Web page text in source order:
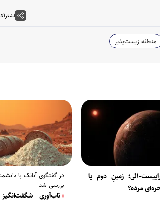
منطقه زیست‌پذیر
تراپیست-۱ئی؛ زمینِ دوم یا
مرده؟
در گفتگوی آناتک با
بررسی شد
تاب‌آوری